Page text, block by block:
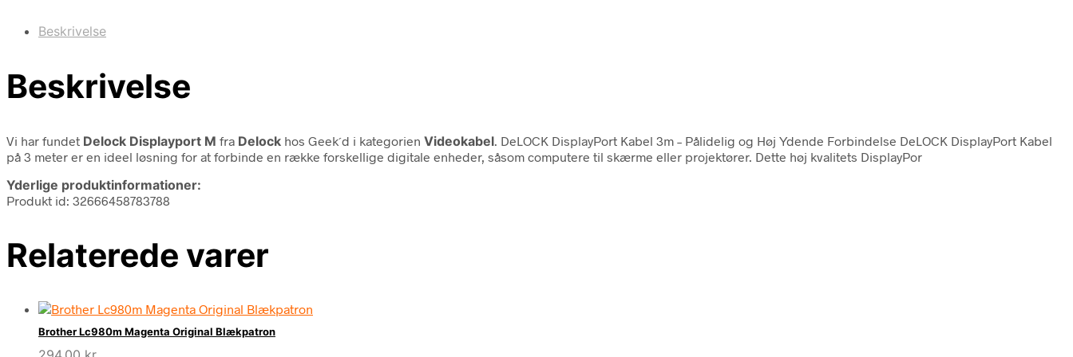
Beskrivelse
Beskrivelse
Vi har fundet Delock Displayport M fra Delock hos Geek´d i kategorien Videokabel . DeLOCK DisplayPort Kabel 3m – Pålidelig og Høj Ydende Forbindelse DeLOCK DisplayPort Kabel
på 3 meter er en ideel løsning for at forbinde en række forskellige digitale enheder, såsom computere til skærme eller projektører. Dette høj kvalitets DisplayPor
Yderlige produktinformationer:
Produkt id: 32666458783788
Relaterede varer
Brother Lc980m Magenta Original Blækpatron